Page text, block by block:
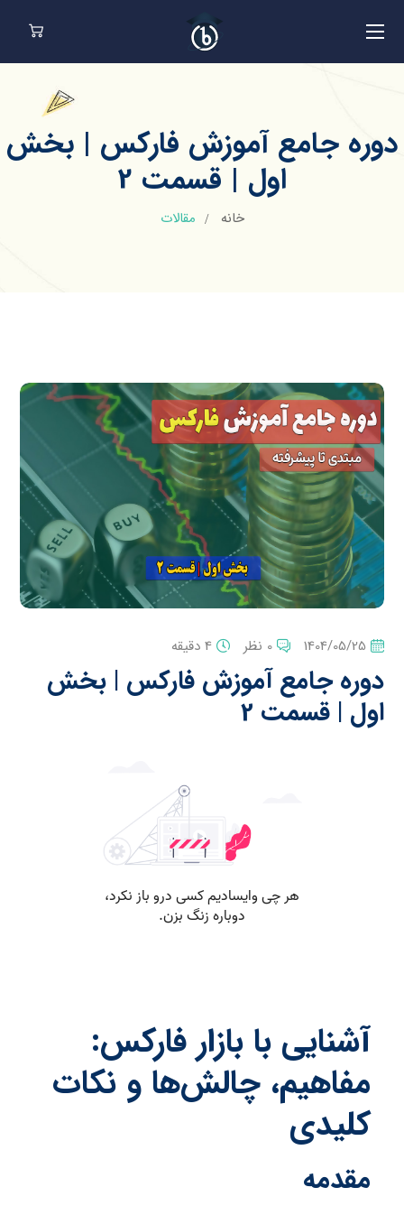
دوره جامع آموزش فارکس | بخش
اول | قسمت 2
خانه مقالات
1404/05/25 0 نظر 4 دقیقه
دوره جامع آموزش فارکس | بخش
اول | قسمت 2
آشنایی با بازار فارکس:
مفاهیم، چالش‌ها و نکات
کلیدی
مقدمه